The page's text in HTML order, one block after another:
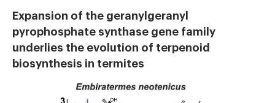
Expansion of the geranylgeranyl
pyrophosphate synthase gene family
underlies the evolution of terpenoid
biosynthesis in termites